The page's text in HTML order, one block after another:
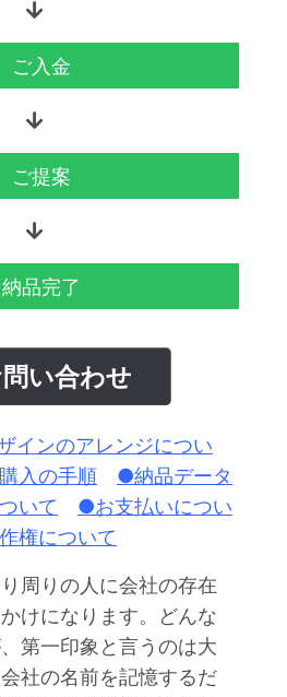
ご入金
ご提案
納品完了
い合わせ
インのアレンジについ
入の手順
●納品データ
いて
●お支払いについ
権について
周りの人に会社の存在
けになります。どんな
第一印象と言うのは大
社の名前を記憶するだ